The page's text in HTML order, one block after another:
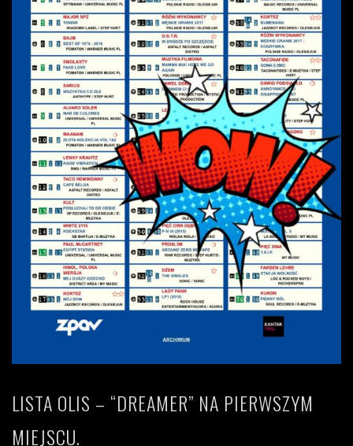
LISTA OLIS – “DREAMER” NA PIERWSZYM
MIEJSCU.